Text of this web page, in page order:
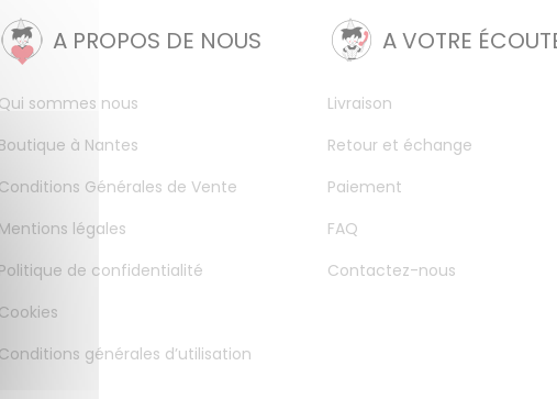
A PROPOS DE NOUS
Qui sommes nous
Boutique à Nantes
Conditions Générales de Vente
Mentions légales
Politique de confidentialité
Cookies
Conditions générales d’utilisation
A VOTRE
Livraison
Retour et échange
Paiement
FAQ
Contactez-nous